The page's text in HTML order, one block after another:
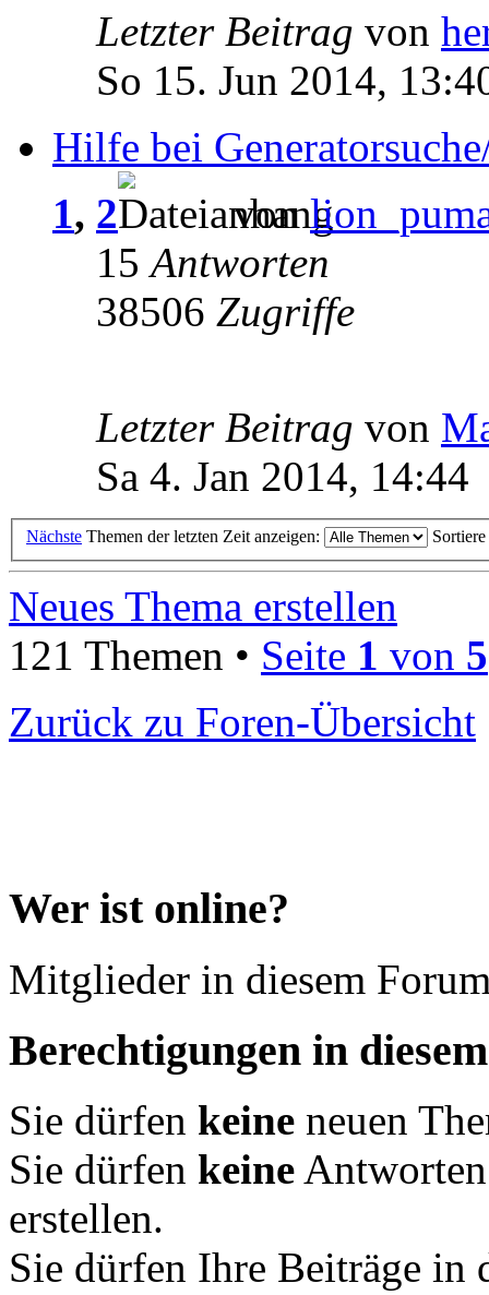
Letzter Beitrag von
So 15. Jun 2014,
Hilfe bei
1, 2 von
15Antworten
38506 Zugriffe
Letzter Beitrag von
Sa 4. Jan 2014, 14:44
Nächste Themen der letzten Zeit anzeigen:
Neues Thema erstellen
121 Themen • Seite 1 von 5
Zurück zu Foren-Übersicht
Wer ist online?
Mitglieder in diesem
Berechtigungen in
Sie dürfen keine neuen
Sie dürfen keine
erstellen.
Sie dürfen Ihre Beiträge in